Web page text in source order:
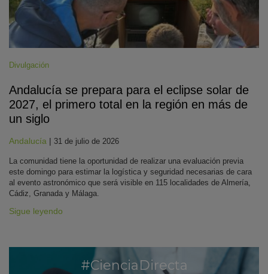
Divulgación
Andalucía se prepara para el eclipse solar de
2027, el primero total en la región en más de
un siglo
Andalucía | 31 de julio de 2026
La comunidad tiene la oportunidad de realizar una evaluación previa
este domingo para estimar la logística y seguridad necesarias de cara
al evento astronómico que será visible en 115 localidades de Almería,
Cádiz, Granada y Málaga.
Sigue leyendo
#CienciaDirecta